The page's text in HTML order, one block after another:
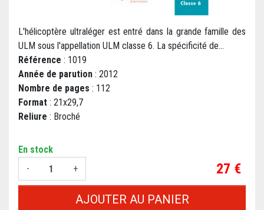
L'hélicoptère ultraléger est entré dans la grande famille des
ULM sous l'appellation ULM classe 6. La spécificité de...
Référence : 1019
Année de parution : 2012
Nombre de pages : 112
Format : 21x29,7
Reliure : Broché
En stock
-
+ Prix
27 €
AJOUTER AU PANIER